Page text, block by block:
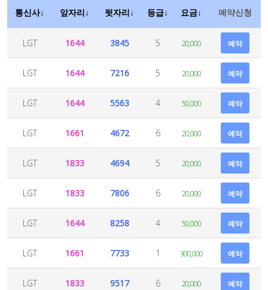
통신사↓ 앞자리↓ 뒷자리↓ 등급↓ 요금↓ 예약신청
LGT 1644 3845 5 20,000 예약
LGT 1644 7216 5 20,000 예약
LGT 1644 5563 4 50,000 예약
LGT 1661 4672 6 20,000 예약
LGT 1833 4694 5 20,000 예약
LGT 1833 7806 6 20,000 예약
LGT 1644 8258 4 50,000 예약
LGT 1661 7733 1 300,000 예약
LGT 1833 9517 6 20,000 예약